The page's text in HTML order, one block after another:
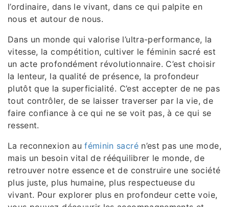
l’ordinaire, dans le vivant, dans ce qui palpite en
nous et autour de nous.
Dans un monde qui valorise l’ultra-performance, la
vitesse, la compétition, cultiver le féminin sacré est
un acte profondément révolutionnaire. C’est choisir
la lenteur, la qualité de présence, la profondeur
plutôt que la superficialité. C’est accepter de ne pas
tout contrôler, de se laisser traverser par la vie, de
faire confiance à ce qui ne se voit pas, à ce qui se
ressent.
La reconnexion auféminin sacrén’est pas une mode,
mais un besoin vital de rééquilibrer le monde, de
retrouver notre essence et de construire une société
plus juste, plus humaine, plus respectueuse du
vivant. Pour explorer plus en profondeur cette voie,